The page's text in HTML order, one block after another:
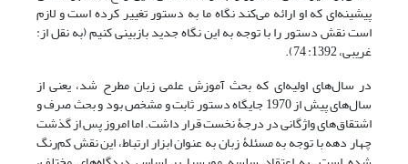
پیشینه‌ای که او ارائه می‌کند نگاه ما به دستور تغییر کرده است و لازم
است نقش دستور را با توجه به این نگاه جدید بازبینی کنیم (به نقل از:
غریبی، 1392: 74).
در سال‌های اولیه‌ای که بحث آموزش علمی زبان مطرح شد، یعنی از
سال‌های پیش از 1970 جایگاه دستور ثابت و مشخص بود و بحث صرف و
اشتقاق‌های واژگانی در درجۀ نخست قرار داشت. اما امروز پس از گذشت
چهار دهه با توجه به مسئلۀ زبان به عنوان ابزار ارتباط، این نقش کم‌رنگ